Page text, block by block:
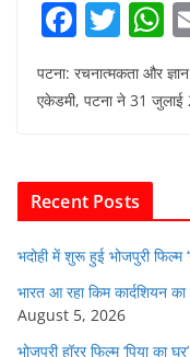
F
c
o
o
k
T
itt
p
पटना: रचनात्मकता और
एकेडमी, पटना ने 31 जुलाई
Recent Posts
भदोही में शुरू हुई भोजपुरी फिल्म
भारत आ रहा किम कार्दशियन
August 5, 2026
भोजपुरी हॉरर फिल्म ‘पिया का